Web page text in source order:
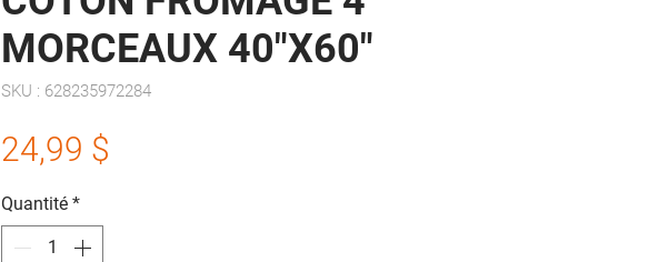
MORCEAUX 40"X60"
SKU : 628235972284
24,99 $
Quantité *